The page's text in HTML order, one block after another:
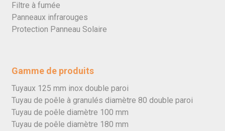
Filtre à fumée
Panneaux infrarouges
Protection Panneau Solaire
Gamme de produits
Tuyaux 125 mm inox double paroi
Tuyau de poêle à granulés diamètre 80 double paroi
Tuyau de poêle diamètre 100 mm
Tuyau de poêle diamètre 180 mm